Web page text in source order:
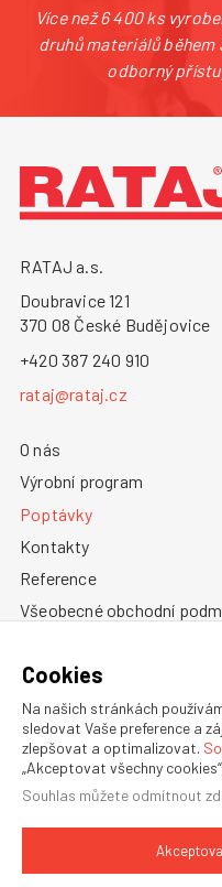
Více než 6 400 ks
druhů materiálů během
odborný
RATAJ a.s.
Doubravice 121
370 08 České Budějovice
+420 387 240 910
rataj@rataj.cz
O nás
Výrobní program
Poptávky
Kontakty
Reference
Všeobecné obchodní
Informace o cookies
OBCHODNÍ ZASTOUPENÍ V
Cookies
Na našich stránkách
sledovat Vaše preference a
zlepšovat a optimalizovat.
„Akceptovat všechny
Souhlas můžete odmítnout